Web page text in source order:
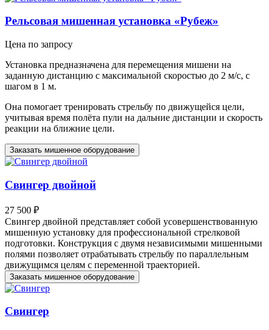
Рельсовая мишенная установка «Рубеж»
Цена по запросу
Установка предназначена для перемещения мишени на
заданную дистанцию с максимальной скоростью до 2 м/с, с
шагом в 1 м.
Она помогает тренировать стрельбу по движущейся цели,
учитывая время полёта пули на дальние дистанции и скорость
реакции на ближние цели.
Заказать мишенное оборудование
Свингер двойной
27 500 ₽
Свингер двойной представляет собой усовершенствованную
мишенную установку для профессиональной стрелковой
подготовки. Конструкция с двумя независимыми мишенными
полями позволяет отрабатывать стрельбу по параллельным
движущимся целям с переменной траекторией.
Заказать мишенное оборудование
Свингер